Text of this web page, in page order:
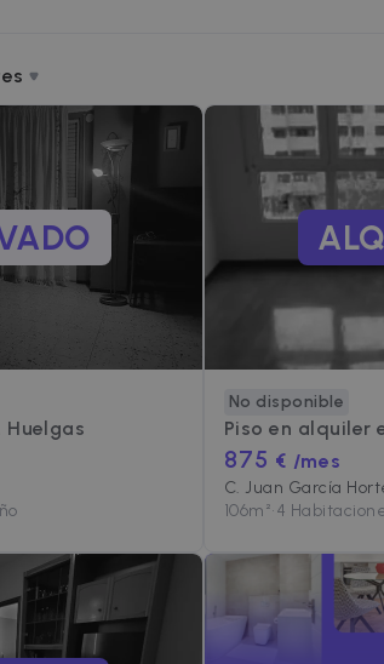
Huelgas
No disponible
Piso en alquiler
875 € /mes
C. Juan García
106m²•4